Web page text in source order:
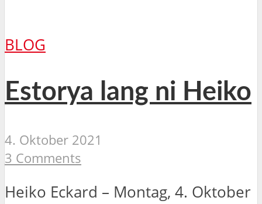
BLOG
Estorya lang ni Heiko
4. Oktober 2021
3 Comments
Heiko Eckard – Montag, 4. Oktober